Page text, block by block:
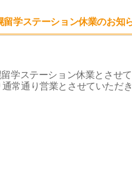
学ステーション休業のお知
学ステーション休業とさせて
常通り営業とさせていただき